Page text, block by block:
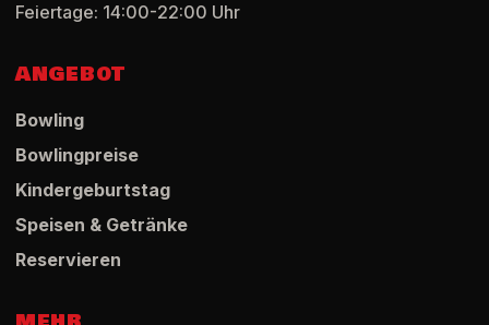
Feiertage: 14:00-22:00 Uhr
ANGEBOT
Bowling
Bowlingpreise
Kindergeburtstag
Speisen & Getränke
Reservieren